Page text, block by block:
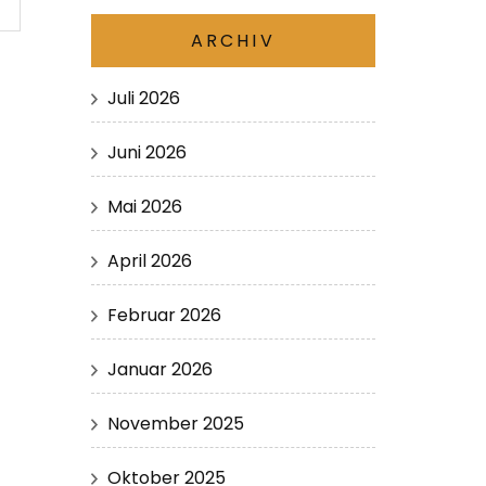
ARCHIV
Juli 2026
Juni 2026
Mai 2026
April 2026
Februar 2026
Januar 2026
November 2025
Oktober 2025